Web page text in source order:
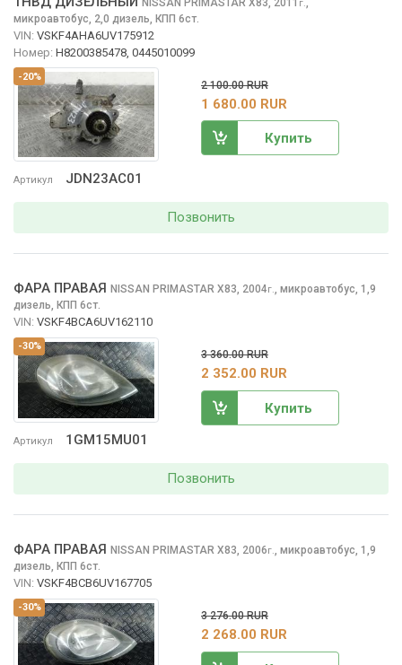
-20%
Артикул JDN23AC01
г.
микроавтобус, 2,0 дизель, КПП 6ст.
VIN: VSKF4AHA6UV175912
Номер: H8200385478, 0445010099
2 100.00 RUR
1 680.00 RUR
Купить
Позвонить
-30%
Артикул 1GM15MU01
ФАРА ПРАВАЯ NISSAN PRIMASTAR X83, 2004г., микроавтобус, 1,9
дизель, КПП 6ст.
VIN: VSKF4BCA6UV162110
3 360.00 RUR
2 352.00 RUR
Купить
Позвонить
-30%
ФАРА ПРАВАЯ NISSAN PRIMASTAR X83, 2006г., микроавтобус, 1,9
дизель, КПП 6ст.
VIN: VSKF4BCB6UV167705
3 276.00 RUR
2 268.00 RUR